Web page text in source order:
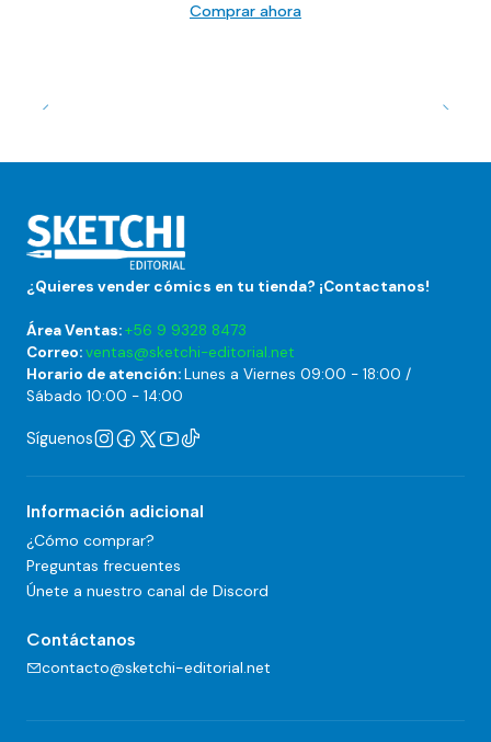
Comprar ahora
¿Quieres vender cómics en tu tienda? ¡Contactanos!
Área Ventas:+56 9 9328 8473
Correo:ventas@sketchi-editorial.net
Horario de atención:Lunes a Viernes 09:00 - 18:00 /
Sábado 10:00 - 14:00
Síguenos
Información adicional
¿Cómo comprar?
Preguntas frecuentes
Únete a nuestro canal de Discord
Contáctanos
contacto@sketchi-editorial.net